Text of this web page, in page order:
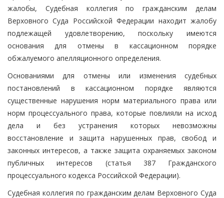
жалобы, Судебная коллегия по гражданским делам
Верховного Суда Российской Федерации находит жалобу
подлежащей удовлетворению, поскольку имеются
основания для отмены в кассационном порядке
обжалуемого апелляционного определения.
Основаниями для отмены или изменения судебных
постановлений в кассационном порядке являются
существенные нарушения норм материального права или
норм процессуального права, которые повлияли на исход
дела и без устранения которых невозможны
восстановление и защита нарушенных прав, свобод и
законных интересов, а также защита охраняемых законом
публичных интересов (статья 387 Гражданского
процессуального кодекса Российской Федерации).
Судебная коллегия по гражданским делам Верховного Суда